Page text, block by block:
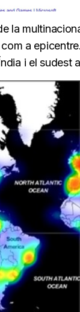
la
a
i el sudest